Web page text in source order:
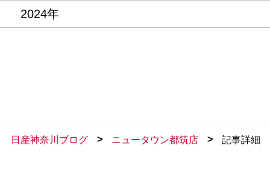
2024年
日産神奈川ブログ > ニュータウン都筑店 > 記事詳細